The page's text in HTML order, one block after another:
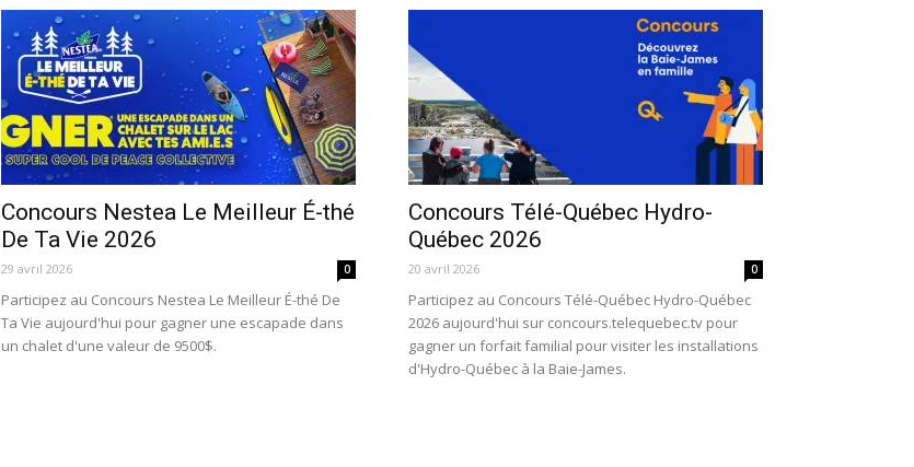
Concours Nestea Le Meilleur É-thé
De Ta Vie 2026
29 avril 2026 0
Participez au Concours Nestea Le Meilleur É-thé De
Ta Vie aujourd'hui pour gagner une escapade dans
un chalet d'une valeur de 9500$.
Concours Télé-Québec Hydro-
Québec 2026
20 avril 2026 0
Participez au Concours Télé-Québec Hydro-Québec
2026 aujourd'hui sur concours.telequebec.tv pour
gagner un forfait familial pour visiter les installations
d'Hydro-Québec à la Baie-James.